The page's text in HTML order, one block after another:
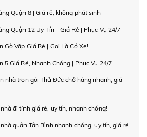
Quận 8 | Giá rẻ, không phát sinh
Quận 12 Uy Tín – Giá Rẻ | Phục Vụ 24/7
Gò Vấp Giá Rẻ | Gọi Là Có Xe!
5 Giá Rẻ, Nhanh Chóng | Phục Vụ 24/7
nhà trọn gói Thủ Đức chở hàng nhanh, giá
đi tỉnh giá rẻ, uy tín, nhanh chóng!
quận Tân Bình nhanh chóng, uy tín, giá rẻ